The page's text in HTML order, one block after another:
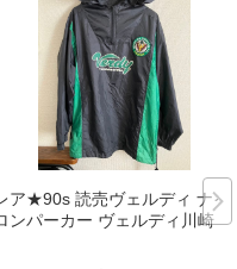
ア★90s 読売ヴェルディ ナイ
ンパーカー ヴェルディ川崎